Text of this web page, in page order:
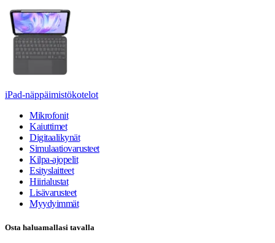
iPad-näppäimistökotelot
Mikrofonit
Kaiuttimet
Digitaalikynät
Simulaatiovarusteet
Kilpa-ajopelit
Esityslaitteet
Hiirialustat
Lisävarusteet
Myydyimmät
Osta haluamallasi tavalla